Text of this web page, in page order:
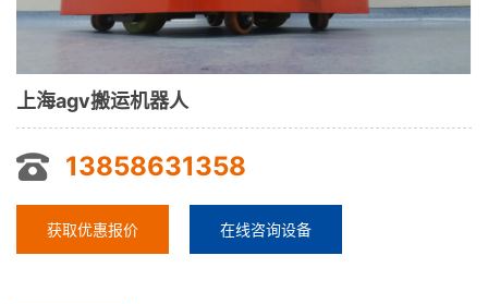
上海agv搬运机器人
13858631358
获取优惠报价 在线咨询设备